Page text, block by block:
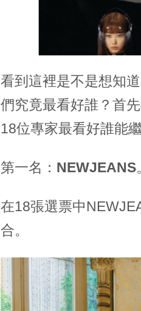
看到這裡是不是想知
們究竟最看好誰？首
18位專家最看好誰能
第一名：NEWJEANS
在18張選票中
合。